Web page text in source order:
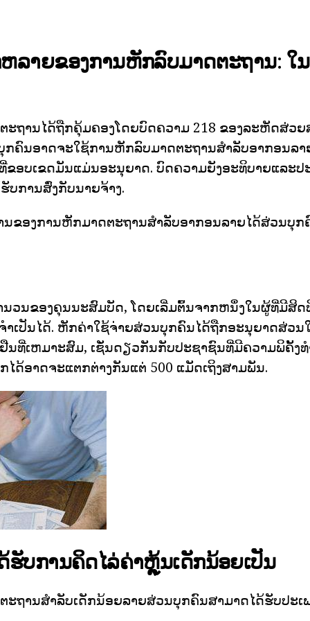
ລາຍຂອງການຫັກລົບມາດຕະຖານ: ໃ
ະຖານໄດ້ຖືກຄຸ້ມຄອງໂດຍບົດຄວາມ 218 ຂອງລະຫັດສ່ວຍ
ກຄົນອາດຈະໃຊ້ການຫັກລົບມາດຕະຖານສໍາລັບອາກອນລ
ຂອບເຂດມັນແມ່ນອະນຸຍາດ. ບົດຄວາມຍັງອະທິບາຍແລະປ
ບການສົ່ງກັບນາຍຈ້າງ.
ນຂອງການຫັກມາດຕະຖານສໍາລັບອາກອນລາຍໄດ້ສ່ວນບຸ
ນວນຂອງຄຸນນະສົມບັດ, ໂດຍເລີ່ມຕົ້ນຈາກຫນຶ່ງໃນຜູ້ທີ່ມີສິ
າເປັນໄດ້. ຫັກຄ່າໃຊ້ຈ່າຍສ່ວນບຸກຄົນໄດ້ຖືກອະນຸຍາດສ່ວ
ນທີ່ເຫມາະສົມ, ເຊັ່ນດຽວກັນກັບປະຊາຊົນທີ່ມີຄວາມພິຄັ້ງ
ດ້ອາດຈະແຕກຕ່າງກັນແຕ່ 500 ແມັດເຖິງສາມພັນ.
ຮັບການຄິດໄລ່ຄ່າຫຼຸ້ນເດັກນ້ອຍເປັນ
ະຖານສໍາລັບເດັກນ້ອຍລາຍສ່ວນບຸກຄົນສາມາດໄດ້ຮັບປະ